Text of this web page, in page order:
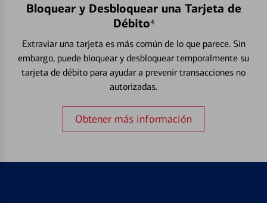
Bloquear y Desbloquear una Tarjeta de
Débito⁴
Extraviar una tarjeta es más común de lo que parece. Sin
embargo, puede bloquear y desbloquear temporalmente su
tarjeta de débito para ayudar a prevenir transacciones no
autorizadas.
Obtener más información